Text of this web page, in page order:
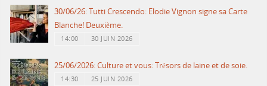
30/06/26: Tutti Crescendo: Elodie Vignon signe sa Carte
Blanche! Deuxième.
14:00 30 JUIN 2026
25/06/2026: Culture et vous: Trésors de laine et de soie.
14:30 25 JUIN 2026